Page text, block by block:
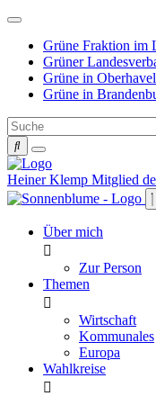
Weiter
Inhalt
Grüne Fraktion im
Grüner
Grüne in Oberhavel
Grüne in
Heiner Klemp Mitglied
Über mich
Zur Person
Themen
Wirtschaft
Kommunales
Europa
Wahlkreise